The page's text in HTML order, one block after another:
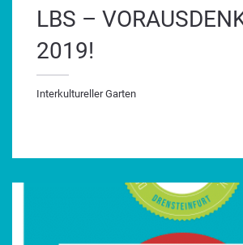
LBS –
2019!
Interkultureller Garten